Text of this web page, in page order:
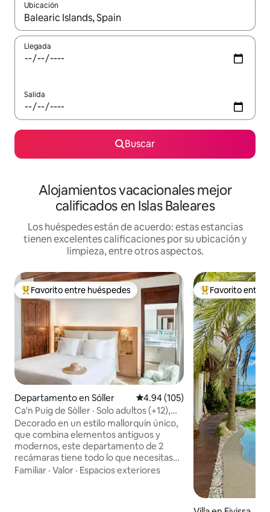
Ubicación
Cuando los resultados estén disponibles, podrás navegar
Llegada
Salida
Buscar
Alojamientos vacacionales mejor
calificados en Islas Baleares
Los huéspedes están de acuerdo: estas estancias
tienen excelentes calificaciones por su ubicación y
limpieza, entre otros aspectos.
De los mejores en Favorito entre huéspedes
Favorito entre huéspedes
Departamento en Sóller Calificación promedio: 4.94 de
4.94 (105)
Ca'n Puig de Sòller · Solo adultos (+12),
apartam...
Decorado en un estilo mallorquín único,
que combina elementos antiguos y
modernos, este departamento de 2
recámaras tiene todo lo que necesitas
para tus vacaciones en la isla. Cada
Familiar · Valor · Espacios exteriores
De los mejores
Favorito entre